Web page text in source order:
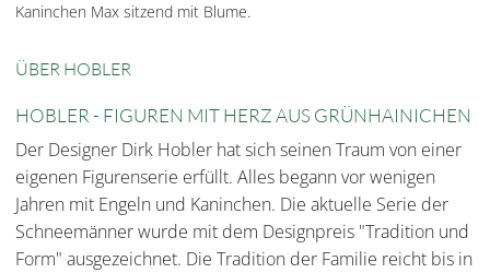
Kaninchen Max sitzend mit Blume.
ÜBER HOBLER
HOBLER - FIGUREN MIT HERZ AUS GRÜNHAINICHEN
Der Designer Dirk Hobler hat sich seinen Traum von einer
eigenen Figurenserie erfüllt. Alles begann vor wenigen
Jahren mit Engeln und Kaninchen. Die aktuelle Serie der
Schneemänner wurde mit dem Designpreis "Tradition und
Form" ausgezeichnet. Die Tradition der Familie reicht bis in